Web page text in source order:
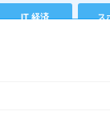
IT 経済 ス